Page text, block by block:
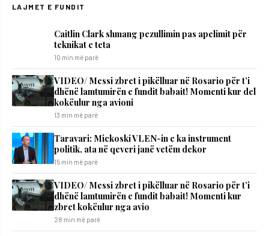
LAJMET E FUNDIT
Caitlin Clark shmang pezullimin pas apelimit për
teknikat e teta
10 min më parë
VIDEO/ Messi zbret i pikëlluar në Rosario për t’i
dhënë lamtumirën e fundit babait! Momenti kur del
kokëulur nga avioni
13 min më parë
Taravari: Mickoski VLEN-in e ka instrument
politik, ata në qeveri janë vetëm dekor
15 min më parë
VIDEO/ Messi zbret i pikëlluar në Rosario për t’i
dhënë lamtumirën e fundit babait! Momenti kur
zbret kokëulur nga avio
28 min më parë